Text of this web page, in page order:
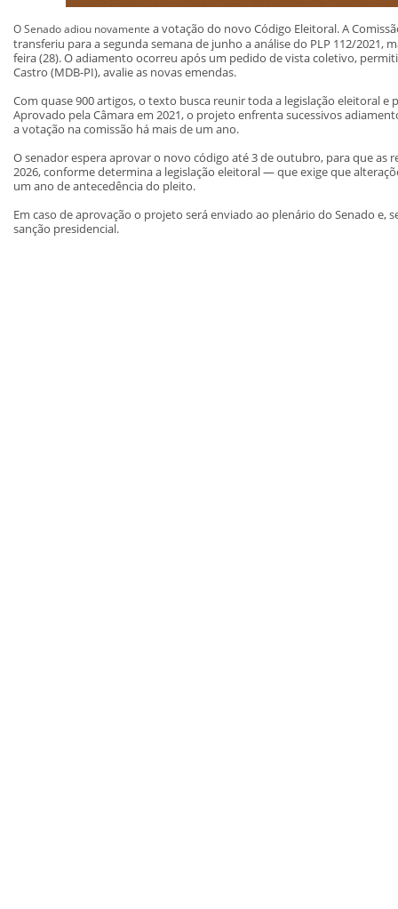
O Senado adiou novamente a votação do novo Código Eleitoral. A
transferiu para a segunda semana de junho a análise do PLP 112/2021,
feira (28). O adiamento ocorreu após um pedido de vista coletivo,
Castro (MDB-PI), avalie as novas emendas.
Com quase 900 artigos, o texto busca reunir toda a legislação eleitoral
Aprovado pela Câmara em 2021, o projeto enfrenta sucessivos
a votação na comissão há mais de um ano.
O senador espera aprovar o novo código até 3 de outubro, para que as
2026, conforme determina a legislação eleitoral — que exige que
um ano de antecedência do pleito.
Em caso de aprovação o projeto será enviado ao plenário do Senado e,
sanção presidencial.